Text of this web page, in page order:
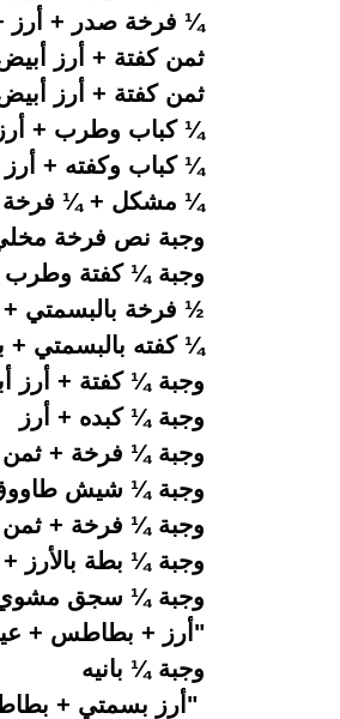
¼ فرخة صدر +
ثمن كفتة +
ثمن كفتة + أرز
¼ كباب وطرب + أرز
¼ كباب وكفته +
¼ مشكل + ¼ فرخة
وجبة نص فرخة
وجبة ¼ كفتة
½ فرخة
¼ كفته
وجبة ¼ كفتة +
وجبة ¼
وجبة ¼ فرخة +
وجبة ¼ شيش
وجبة ¼ فرخة +
وجبة ¼ بطة
وجبة ¼
"أرز + بطاطس +
وجبة ¼
"أرز بسمتي +